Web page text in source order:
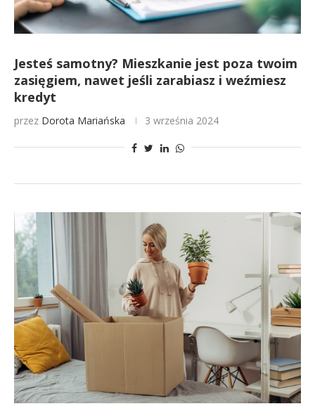
Jesteś samotny? Mieszkanie jest poza twoim
zasięgiem, nawet jeśli zarabiasz i weźmiesz
kredyt
przez Dorota Mariańska 3 września 2024